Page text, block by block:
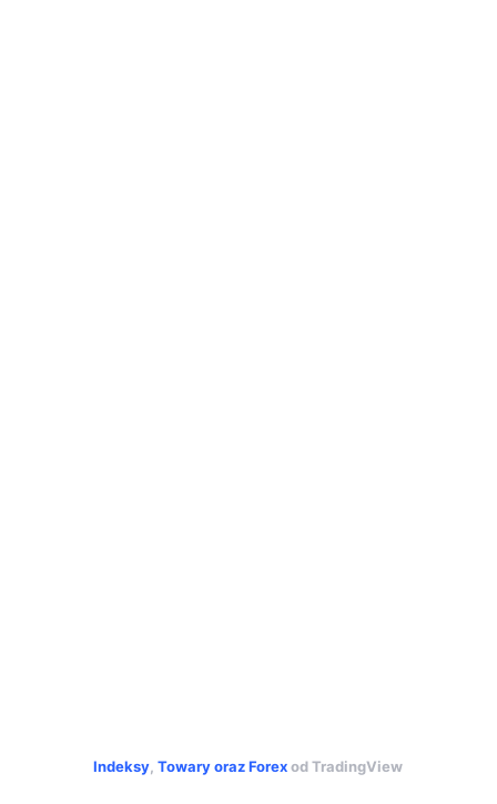
Indeksy ,Towary oraz Forexod TradingView